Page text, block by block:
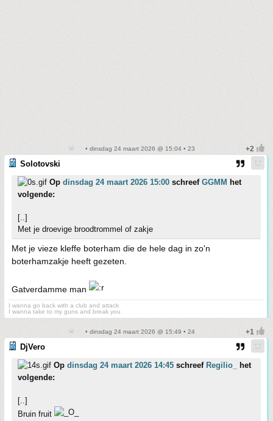
• dinsdag 24 maart 2026 @ 15:04 • 23
Solotovski
Op dinsdag 24 maart 2026 15:00 schreef GGMM het
volgende:
[..]
Met je droevige broodtrommel of zakje
Met je vieze kleffe boterham die de hele dag in zo'n
boterhamzakje heeft gezeten.
Gatverdamme man
I wanna go back with a club and attack
I wanna take to my guns and break you
• dinsdag 24 maart 2026 @ 15:49 • 24
DjVero
Op dinsdag 24 maart 2026 14:45 schreef Regilio_
het
volgende:
[..]
Bruin fruit